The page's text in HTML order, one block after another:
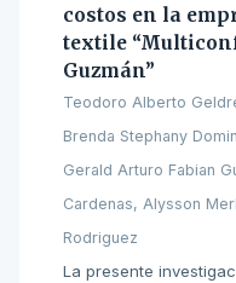
costos en la
textile
Guzmán”
Teodoro Alberto
Brenda Stephany
Gerald Arturo Fabian
Cardenas, Alysson
Rodriguez
La presente